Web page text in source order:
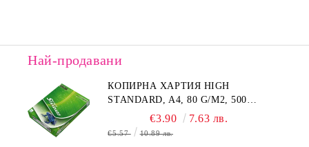
Най-продавани
КОПИРНА ХАРТИЯ HIGH
STANDARD, A4, 80 G/M2, 500
€3.90 7.63 лв.
€5.57 10.89 лв.